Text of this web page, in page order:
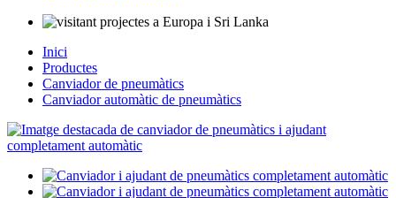
Inici
Productes
Canviador de pneumàtics
Canviador automàtic de pneumàtics